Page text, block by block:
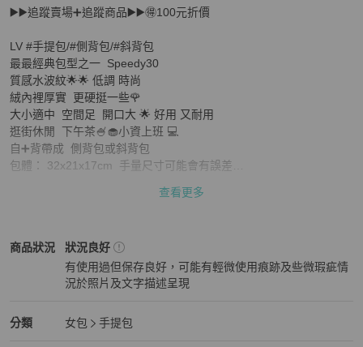
關於🍎優惠特價🍎Louis Vuitton LV Speedy 紅色🍭波士頓包/
▶️▶️追蹤賣場➕追蹤商品▶️▶️🉐️100元折價
LV #手提包/#側背包/#斜背包
最最經典包型之一  Speedy30
質感水波紋🌟🌟 低調 時尚
絨內裡厚實  更硬挺一些🌹
大小適中  空間足  開口大 🌟 好用 又耐用
逛街休閒  下午茶🍧🧁小資上班 💻
自➕背帶成  側背包或斜背包
包體： 32x21x17cm  手量尺寸可能會有誤差
皮質部分🈶️有使用感及使用褶皺
金屬的部分🈶️時間感 氧化褪色
整體仍好用耐用⭐️⭐️⭐️
好物分享流動🎀🎀
查看更多
商品狀況
Louis Vuitton女包商品狀態與細節
狀況良好
有使用過但保存良好，可能有輕微使用痕跡及些微瑕疵情
況於照片及文字描述呈現
分類
Louis Vuitton女包 分類資訊
女包
手提包